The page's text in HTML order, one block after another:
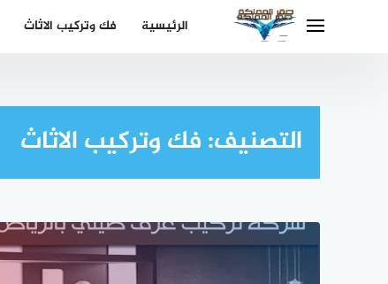
الرئيسية فك وتركيب الاثاث
التصنيف:فك وتركيب الاثاث